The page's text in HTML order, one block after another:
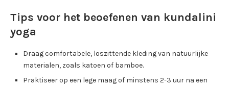
Tips voor het beoefenen van kundalini
yoga
Draag comfortabele, loszittende kleding van natuurlijke
materialen, zoals katoen of bamboe.
Praktiseer op een lege maag of minstens 2-3 uur na een